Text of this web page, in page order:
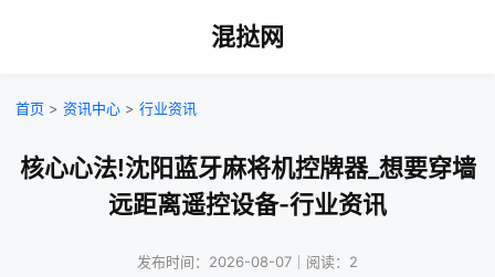
混挞网
首页 > 资讯中心 > 行业资讯
核心心法!沈阳蓝牙麻将机控牌器_想要穿墙
远距离遥控设备-行业资讯
发布时间：2026-08-07｜阅读：2